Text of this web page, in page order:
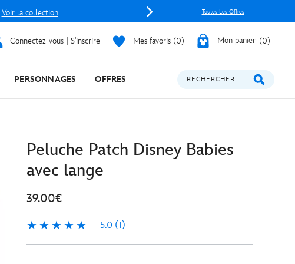
Voir la collection Toutes Les Offres
Connectez-vous | S'inscrire Mes favoris 0 Mon panier 0
PERSONNAGES OFFRES RECHERCHER
Peluche Patch Disney Babies
avec lange
39.00€
5.0 (1)
5.0